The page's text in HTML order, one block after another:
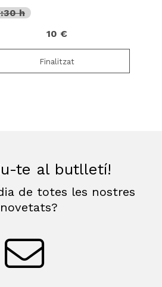
h
10 €
Finalitzat
te al butlletí!
de totes les nostres
novetats?